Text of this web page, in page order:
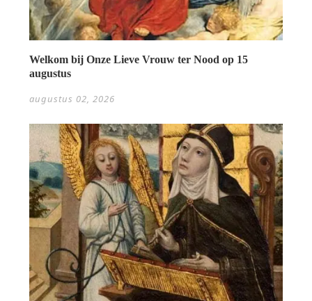
Welkom bij Onze Lieve Vrouw ter Nood op 15
augustus
augustus 02, 2026